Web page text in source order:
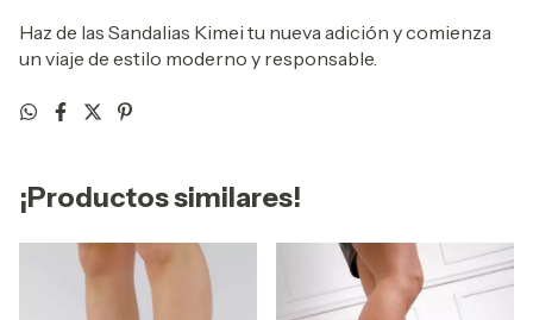
Haz de las Sandalias Kimei tu nueva adición y comienza
un viaje de estilo moderno y responsable.
¡Productos similares!